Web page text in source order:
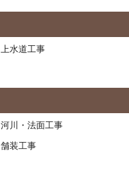
上水道工事
河川・法面工事
舗装工事